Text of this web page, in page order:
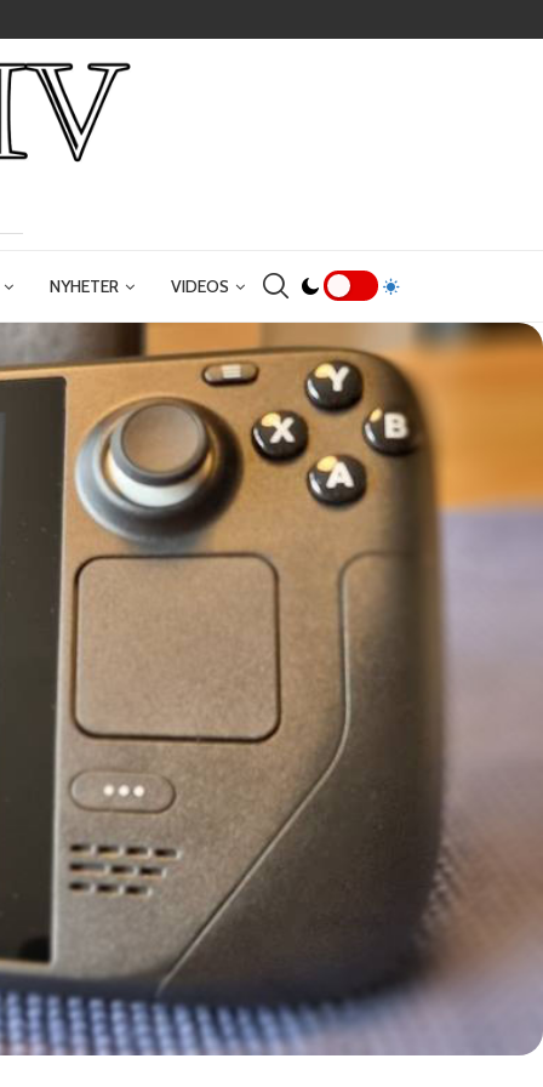
NYHETER VIDEOS